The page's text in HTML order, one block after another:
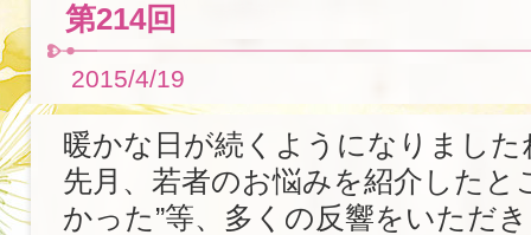
第214回
2015/4/19
暖かな日が続くようになりました
先月、若者のお悩みを紹介したと
かった”等、多くの反響をいただ